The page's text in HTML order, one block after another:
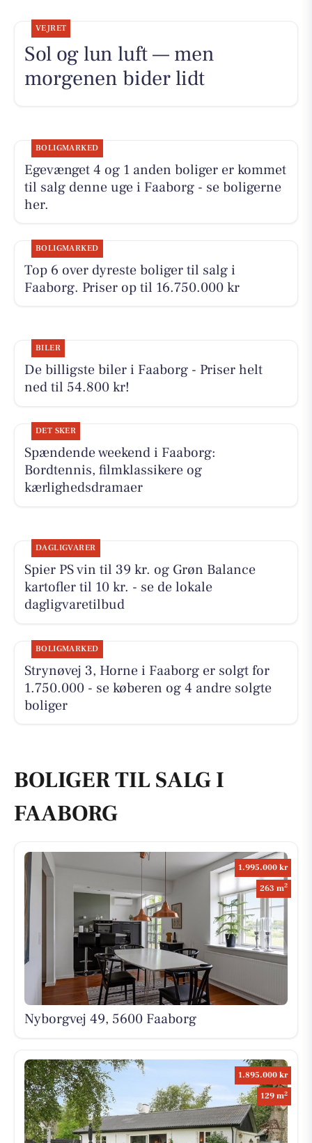
VEJRET
Sol og lun luft — men
morgenen bider lidt
BOLIGMARKED
Egevænget 4 og 1 anden boliger er kommet
til salg denne uge i Faaborg - se boligerne
her.
BOLIGMARKED
Top 6 over dyreste boliger til salg i
Faaborg. Priser op til 16.750.000 kr
BILER
De billigste biler i Faaborg - Priser helt
ned til 54.800 kr!
DET SKER
Spændende weekend i Faaborg:
Bordtennis, filmklassikere og
kærlighedsdramaer
DAGLIGVARER
Spier PS vin til 39 kr. og Grøn Balance
kartofler til 10 kr. - se de lokale
dagligvaretilbud
BOLIGMARKED
Strynøvej 3, Horne i Faaborg er solgt for
1.750.000 - se køberen og 4 andre solgte
boliger
BOLIGER TIL SALG I
FAABORG
1.995.000 kr
263 m2
Nyborgvej 49, 5600 Faaborg
1.895.000 kr
129 m2